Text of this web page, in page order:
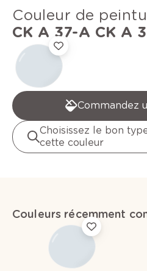
Couleur de
CK A 37-A CK A
Commandez
Choisissez le bon
cette couleur
Couleurs récemment